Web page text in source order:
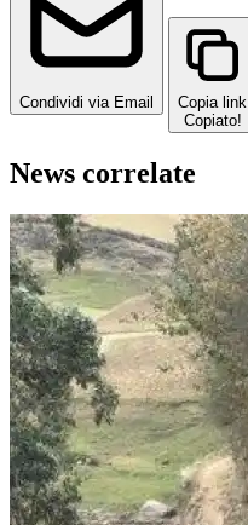
Condividi via Email
Copia link
Copiato!
News correlate